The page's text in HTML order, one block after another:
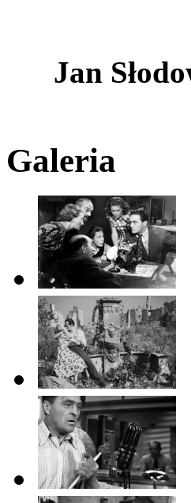
Jan
Galeria